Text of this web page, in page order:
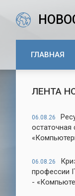
ГЛАВНАЯ
ЛЕНТА
06.08.26
остаточная
06.08.26
профессии
-